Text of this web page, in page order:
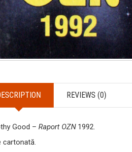
REVIEWS (0)
Good – Raport OZN1992.
cartonată.